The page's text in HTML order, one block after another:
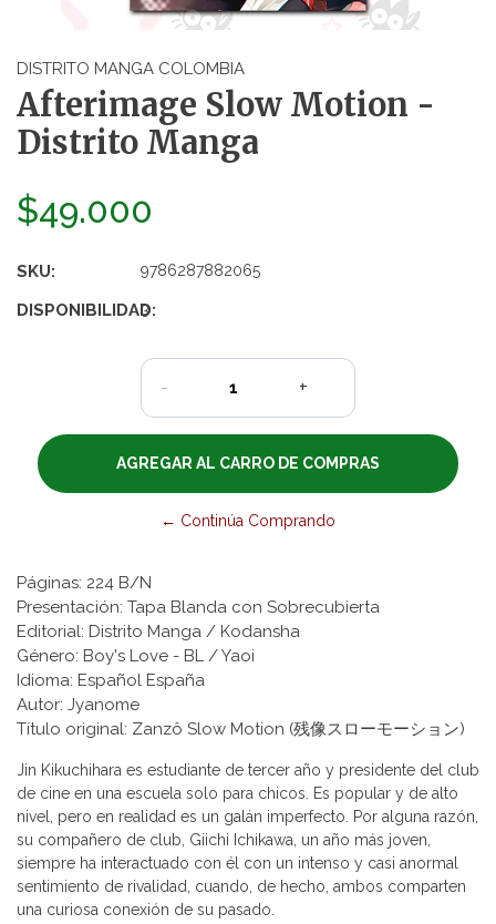
DISTRITO MANGA COLOMBIA
Afterimage Slow Motion -
Distrito Manga
$49.000
SKU: 9786287882065
DISPONIBILIDAD:
3
- +
← Continúa Comprando
Páginas: 224 B/N
Presentación: Tapa Blanda con Sobrecubierta
Editorial: Distrito Manga / Kodansha
Género: Boy's Love - BL / Yaoi
Idioma: Español España
Autor: Jyanome
Título original: Zanzô Slow Motion (残像スローモーション)
Jin Kikuchihara es estudiante de tercer año y presidente del club
de cine en una escuela solo para chicos. Es popular y de alto
nivel, pero en realidad es un galán imperfecto. Por alguna razón,
su compañero de club, Giichi Ichikawa, un año más joven,
siempre ha interactuado con él con un intenso y casi anormal
sentimiento de rivalidad, cuando, de hecho, ambos comparten
una curiosa conexión de su pasado.